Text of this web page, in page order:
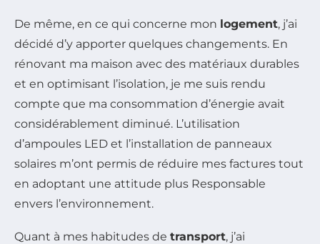
De même, en ce qui concerne mon logement, j’ai
décidé d’y apporter quelques changements. En
rénovant ma maison avec des matériaux durables
et en optimisant l’isolation, je me suis rendu
compte que ma consommation d’énergie avait
considérablement diminué. L’utilisation
d’ampoules LED et l’installation de panneaux
solaires m’ont permis de réduire mes factures tout
en adoptant une attitude plus Responsable
envers l’environnement.
Quant à mes habitudes de transport, j’ai